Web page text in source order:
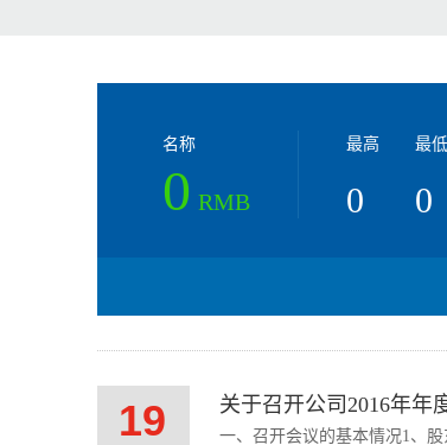
名称
0 RMB
最高
0
最低
0
关于召开公司2016年年
19
一、召开会议的基本情况1、